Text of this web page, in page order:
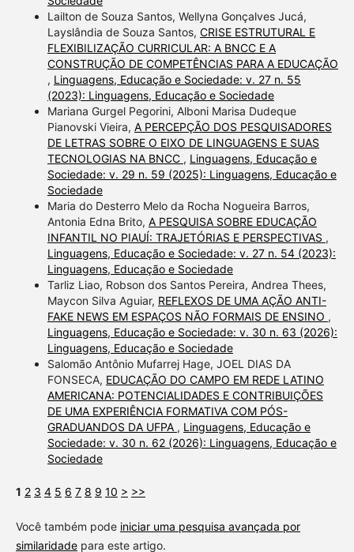
Lailton de Souza Santos, Wellyna Gonçalves Jucá,
Layslândia de Souza Santos, CRISE ESTRUTURAL E
FLEXIBILIZAÇÃO CURRICULAR: A BNCC E A
CONSTRUÇÃO DE COMPETÊNCIAS PARA A EDUCAÇÃO
, Linguagens, Educação e Sociedade: v. 27 n. 55
(2023): Linguagens, Educação e Sociedade
Mariana Gurgel Pegorini, Alboni Marisa Dudeque
Pianovski Vieira, A PERCEPÇÃO DOS PESQUISADORES
DE LETRAS SOBRE O EIXO DE LINGUAGENS E SUAS
TECNOLOGIAS NA BNCC , Linguagens, Educação e
Sociedade: v. 29 n. 59 (2025): Linguagens, Educação e
Sociedade
Maria do Desterro Melo da Rocha Nogueira Barros,
Antonia Edna Brito, A PESQUISA SOBRE EDUCAÇÃO
INFANTIL NO PIAUÍ: TRAJETÓRIAS E PERSPECTIVAS ,
Linguagens, Educação e Sociedade: v. 27 n. 54 (2023):
Linguagens, Educação e Sociedade
Tarliz Liao, Robson dos Santos Pereira, Andrea Thees,
Maycon Silva Aguiar, REFLEXOS DE UMA AÇÃO ANTI-
FAKE NEWS EM ESPAÇOS NÃO FORMAIS DE ENSINO ,
Linguagens, Educação e Sociedade: v. 30 n. 63 (2026):
Linguagens, Educação e Sociedade
Salomão Antônio Mufarrej Hage, JOEL DIAS DA
FONSECA, EDUCAÇÃO DO CAMPO EM REDE LATINO
AMERICANA: POTENCIALIDADES E CONTRIBUIÇÕES
DE UMA EXPERIÊNCIA FORMATIVA COM PÓS-
GRADUANDOS DA UFPA , Linguagens, Educação e
Sociedade: v. 30 n. 62 (2026): Linguagens, Educação e
Sociedade
1 2 3 4 5 6 7 8 9 10 > >>
Você também pode iniciar uma pesquisa avançada por
similaridadepara este artigo.